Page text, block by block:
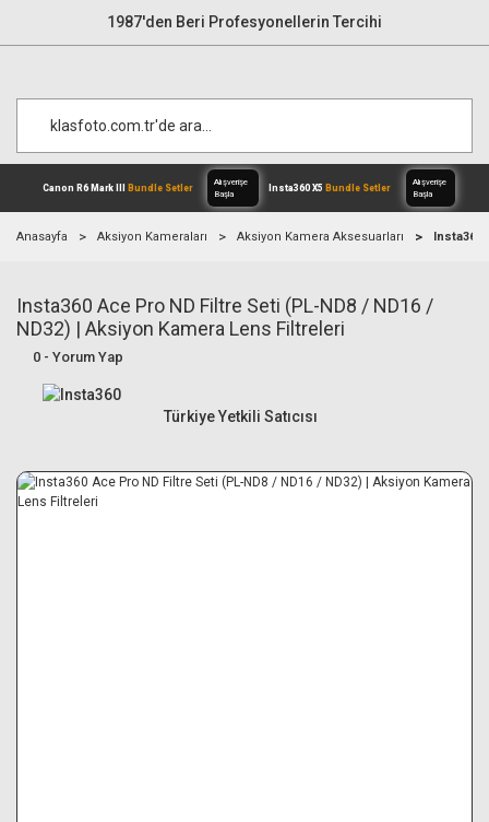
1987'den Beri Profesyonellerin Tercihi
Canon R6 Mark IIIBundle Setler
Alışverişe
Anasayfa Aksiyon Kameraları Aksiyon Kamera Aksesuarları Insta360
Insta360 Ace Pro ND Filtre Seti (PL-ND8 / ND16 /
ND32) | Aksiyon Kamera Lens Filtreleri
0 - Yorum Yap
Türkiye Yetkili Satıcısı